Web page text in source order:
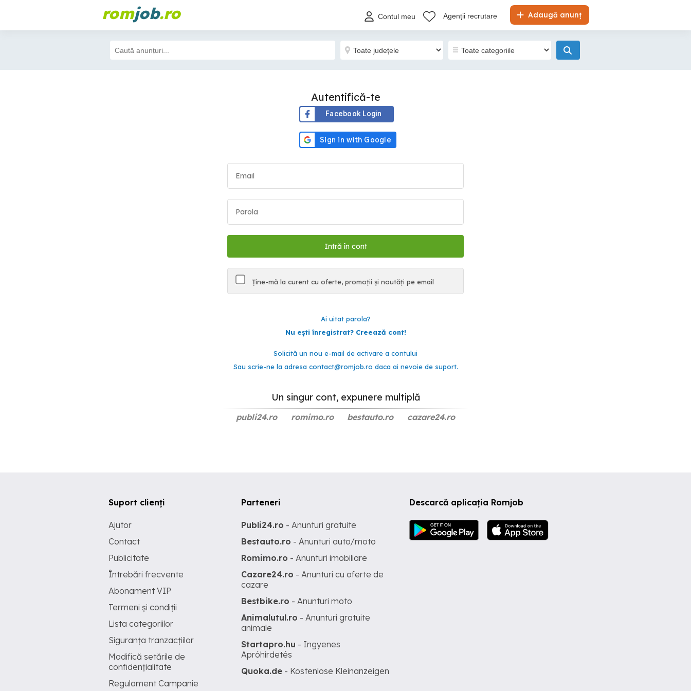
romjob.ro Adaugă anunț
Contul meu Agenții recrutare
Autentifică-te
Facebook Login
Ține-mă la curent cu oferte, promoții și noutăți pe email
Ai uitat parola?
Nu ești înregistrat? Creează cont!
Solicită un nou e-mail de activare a contului
Sau scrie-ne la adresa contact@romjob.ro daca ai nevoie de suport.
Un singur cont, expunere multiplă
publi24.ro romimo.ro bestauto.ro cazare24.ro
Descarcă aplicația Romjob
Suport clienți
Ajutor
Contact
Publicitate
Întrebări frecvente
Abonament VIP
Termeni și condiții
Lista categoriilor
Siguranța tranzacțiilor
Modifică setările de
confidențialitate
Regulament Campanie
Parteneri
Publi24.ro - Anunturi gratuite
Bestauto.ro - Anunturi auto/moto
Romimo.ro - Anunturi imobiliare
Cazare24.ro - Anunturi cu oferte de
cazare
Bestbike.ro - Anunturi moto
Animalutul.ro - Anunturi gratuite
animale
Startapro.hu - Ingyenes
Apróhirdetés
Quoka.de - Kostenlose Kleinanzeigen